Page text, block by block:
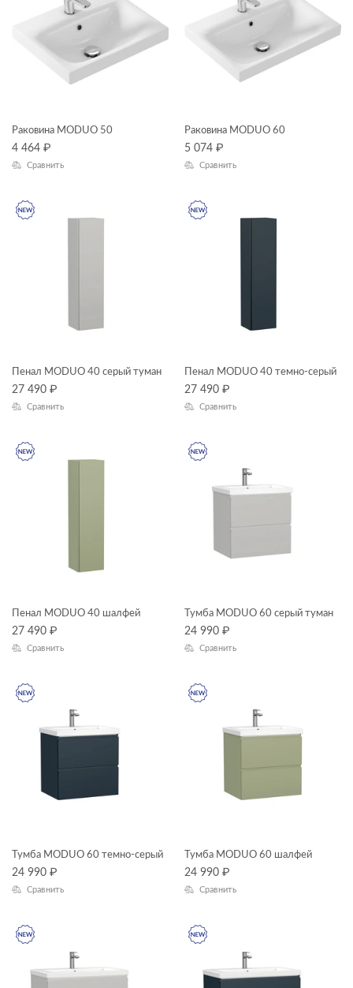
КОЛЛЕКЦИЯ
Раковина MODUO 50
4 464 ₽
Сравнить
Раковина MODUO 60
5 074 ₽
Сравнить
Пенал MODUO 40 серый туман
27 490 ₽
Сравнить
Пенал MODUO 40 темно-серый
27 490 ₽
Сравнить
Пенал MODUO 40 шалфей
27 490 ₽
Сравнить
Тумба MODUO 60 серый туман
24 990 ₽
Сравнить
Тумба MODUO 60 темно-серый
24 990 ₽
Сравнить
Тумба MODUO 60 шалфей
24 990 ₽
Сравнить